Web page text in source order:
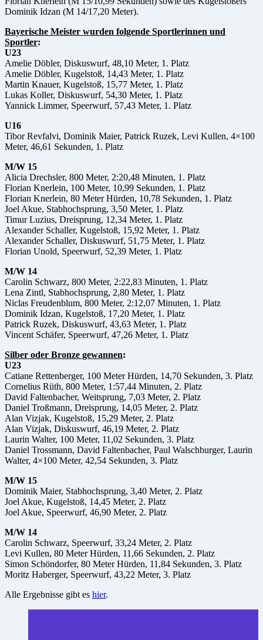
Dominik Idzan (M 14/17,20 Meter).
Bayerische Meister wurden folgende Sportlerinnen und
Sportler:
U23
Amelie Döbler, Diskuswurf, 48,10 Meter, 1. Platz
Amelie Döbler, Kugelstoß, 14,43 Meter, 1. Platz
Martin Knauer, Kugelstoß, 15,77 Meter, 1. Platz
Lukas Koller, Diskuswurf, 54,30 Meter, 1. Platz
Yannick Limmer, Speerwurf, 57,43 Meter, 1. Platz
U16
Tibor Revfalvi, Dominik Maier, Patrick Ruzek, Levi Kullen, 4×100
Meter, 46,61 Sekunden, 1. Platz
M/W 15
Alicia Drechsler, 800 Meter, 2:20,48 Minuten, 1. Platz
Florian Knerlein, 100 Meter, 10,99 Sekunden, 1. Platz
Florian Knerlein, 80 Meter Hürden, 10,78 Sekunden, 1. Platz
Joel Akue, Stabhochsprung, 3,50 Meter, 1. Platz
Timur Luzius, Dreisprung, 12,34 Meter, 1. Platz
Alexander Schaller, Kugelstoß, 15,92 Meter, 1. Platz
Alexander Schaller, Diskuswurf, 51,75 Meter, 1. Platz
Florian Unold, Speerwurf, 52,39 Meter, 1. Platz
M/W 14
Carolin Schwarz, 800 Meter, 2:22,83 Minuten, 1. Platz
Lena Zintl, Stabhochsprung, 2,80 Meter, 1. Platz
Niclas Freudenblum, 800 Meter, 2:12,07 Minuten, 1. Platz
Dominik Idzan, Kugelstoß, 17,20 Meter, 1. Platz
Patrick Ruzek, Diskuswurf, 43,63 Meter, 1. Platz
Vincent Schäfer, Speerwurf, 47,26 Meter, 1. Platz
Silber oder Bronze gewannen:
U23
Catiane Rettenberger, 100 Meter Hürden, 14,70 Sekunden, 3. Platz
Cornelius Rüth, 800 Meter, 1:57,44 Minuten, 2. Platz
David Faltenbacher, Weitsprung, 7,03 Meter, 2. Platz
Daniel Troßmann, Dreisprung, 14,05 Meter, 2. Platz
Alan Vizjak, Kugelstoß, 15,29 Meter, 2. Platz
Alan Vizjak, Diskuswurf, 46,19 Meter, 2. Platz
Laurin Walter, 100 Meter, 11,02 Sekunden, 3. Platz
Daniel Trossmann, David Faltenbacher, Paul Walschburger, Laurin
Walter, 4×100 Meter, 42,54 Sekunden, 3. Platz
M/W 15
Dominik Maier, Stabhochsprung, 3,40 Meter, 2. Platz
Joel Akue, Kugelstoß, 14,45 Meter, 2. Platz
Joel Akue, Speerwurf, 46,90 Meter, 2. Platz
M/W 14
Carolin Schwarz, Speerwurf, 33,24 Meter, 2. Platz
Levi Kullen, 80 Meter Hürden, 11,66 Sekunden, 2. Platz
Simon Schöndorfer, 80 Meter Hürden, 11,84 Sekunden, 3. Platz
Moritz Haberger, Speerwurf, 43,22 Meter, 3. Platz
Alle Ergebnisse gibt es hier.